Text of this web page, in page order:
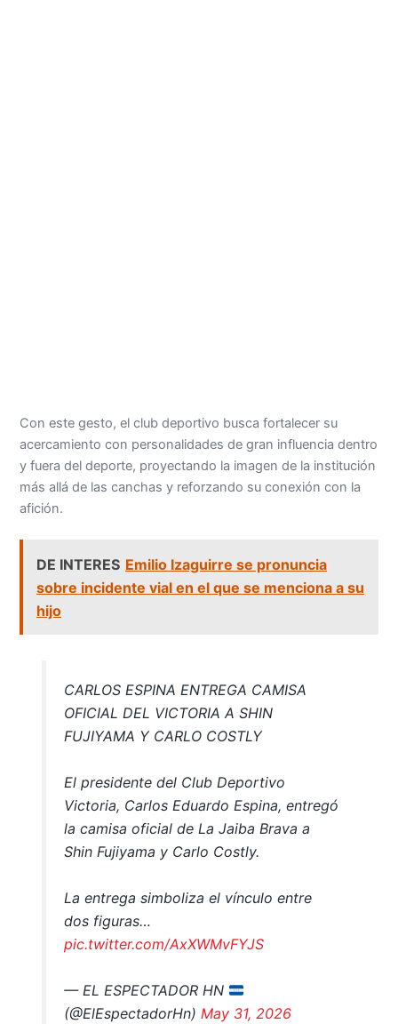
Con este gesto, el club deportivo busca fortalecer su
acercamiento con personalidades de gran influencia dentro
y fuera del deporte, proyectando la imagen de la institución
más allá de las canchas y reforzando su conexión con la
afición.
DE INTERES Emilio Izaguirre se pronuncia
sobre incidente vial en el que se menciona a su
hijo
CARLOS ESPINA ENTREGA CAMISA
OFICIAL DEL VICTORIA A SHIN
FUJIYAMA Y CARLO COSTLY
El presidente del Club Deportivo
Victoria, Carlos Eduardo Espina, entregó
la camisa oficial de La Jaiba Brava a
Shin Fujiyama y Carlo Costly.
La entrega simboliza el vínculo entre
dos figuras…
pic.twitter.com/AxXWMvFYJS
— EL ESPECTADOR HN
(@ElEspectadorHn) May 31, 2026